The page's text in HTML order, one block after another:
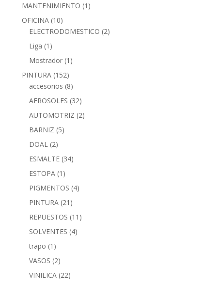
MANTENIMIENTO (1)
OFICINA (10)
ELECTRODOMESTICO (2)
Liga (1)
Mostrador (1)
PINTURA (152)
accesorios (8)
AEROSOLES (32)
AUTOMOTRIZ (2)
BARNIZ (5)
DOAL (2)
ESMALTE (34)
ESTOPA (1)
PIGMENTOS (4)
PINTURA (21)
REPUESTOS (11)
SOLVENTES (4)
trapo (1)
VASOS (2)
VINILICA (22)